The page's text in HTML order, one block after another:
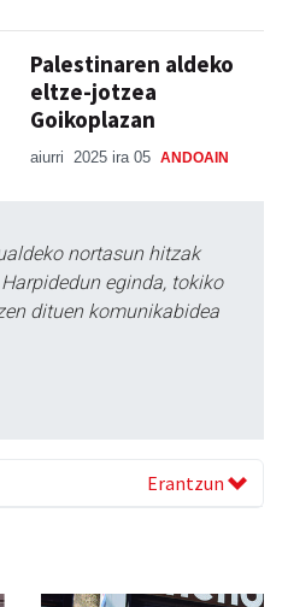
Palestinaren aldeko
eltze-jotzea
Goikoplazan
aiurri 2025 ira 05 ANDOAIN
nortasun hitzak
eginda, tokiko
dituen komunikabidea
Erantzun